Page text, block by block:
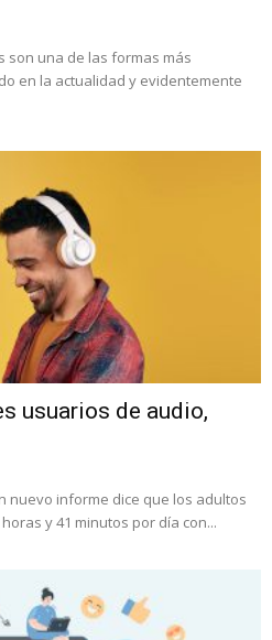
son una de las formas más
en la actualidad y evidentemente
usuarios de audio,
nuevo informe dice que los adultos
y 41 minutos por día con...